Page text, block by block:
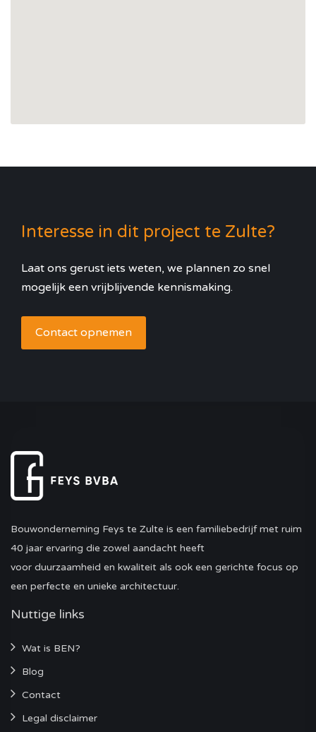
Interesse in dit project te Zulte?
Laat ons gerust iets weten, we plannen zo snel
mogelijk een vrijblijvende kennismaking.
Contact opnemen
Bouwonderneming Feys te Zulte is een familiebedrijf met ruim
40 jaar ervaring die zowel aandacht heeft
voor duurzaamheid en kwaliteit als ook een gerichte focus op
een perfecte en unieke architectuur.
Nuttige links
Wat is BEN?
Blog
Contact
Legal disclaimer